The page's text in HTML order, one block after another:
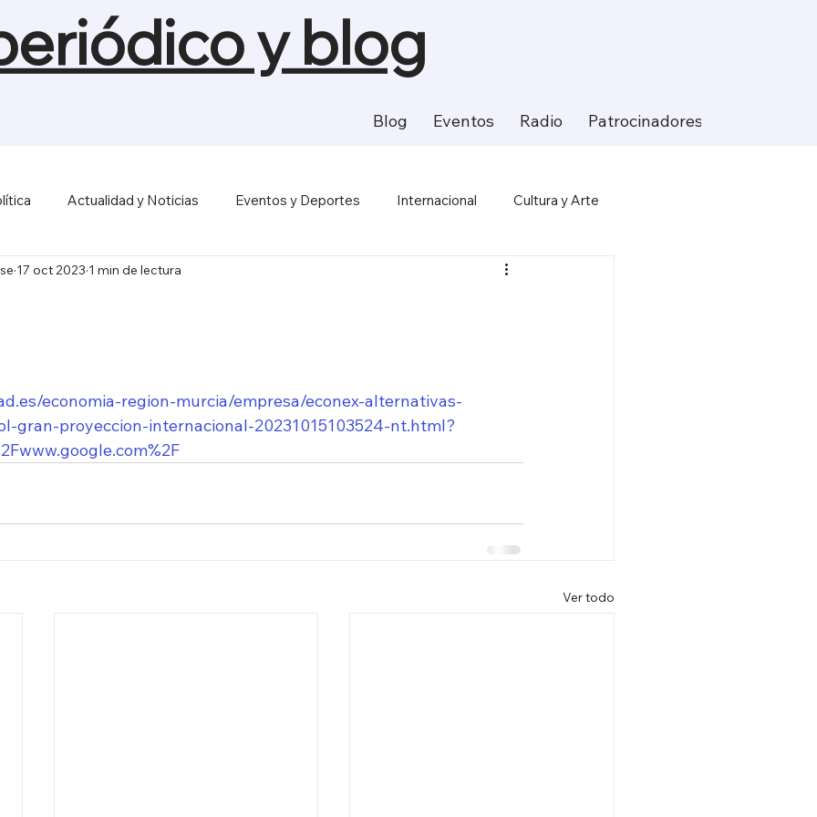
Blog Eventos Radio Patrocinadores
y blog
Actualidad y Noticias Eventos y Deportes Internacional Cultura y Arte
y Economía Salud y Bienestar Ciencia y Tecnología
17 oct 2023 1 min de lectura
gran-proyeccion-internacional-20231015103524-nt.html?
Ver todo